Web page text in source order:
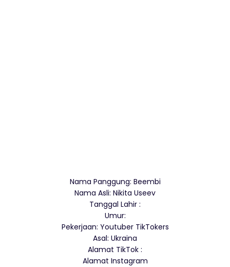
Nama Panggung: Beembi
Nama Asli: Nikita Useev
Tanggal Lahir :
Umur:
Pekerjaan: Youtuber TikTokers
Asal: Ukraina
Alamat TikTok :
Alamat Instagram